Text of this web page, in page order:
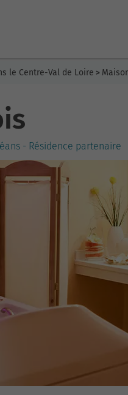
le Centre-Val de Loire >
- Résidence partenaire